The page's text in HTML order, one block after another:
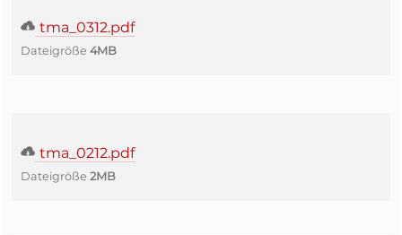
tma_0312.pdf
Dateigröße 4MB
tma_0212.pdf
Dateigröße 2MB